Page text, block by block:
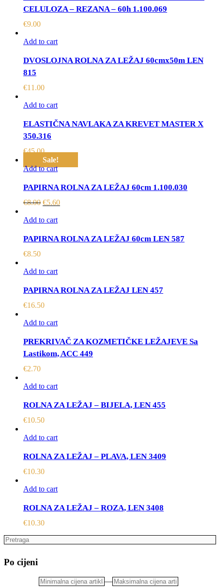
CELULOZA – REZANA – 60h 1.100.069
€9.00
Add to cart
DVOSLOJNA ROLNA ZA LEŽAJ 60cmx50m LEN
815
€11.00
Add to cart
ELASTIČNA NAVLAKA ZA KREVET MASTER X
350.316
€45.00
Sale!
Add to cart
PAPIRNA ROLNA ZA LEŽAJ 60cm 1.100.030
€8.00 €5.60
Add to cart
PAPIRNA ROLNA ZA LEŽAJ 60cm LEN 587
€8.50
Add to cart
PAPIRNA ROLNA ZA LEŽAJ LEN 457
€16.50
Add to cart
PREKRIVAČ ZA KOZMETIČKE LEŽAJEVE Sa
Lastikom, ACC 449
€2.70
Add to cart
ROLNA ZA LEŽAJ – BIJELA, LEN 455
€10.50
Add to cart
ROLNA ZA LEŽAJ – PLAVA, LEN 3409
€10.30
Add to cart
ROLNA ZA LEŽAJ – ROZA, LEN 3408
€10.30
Po cijeni
—